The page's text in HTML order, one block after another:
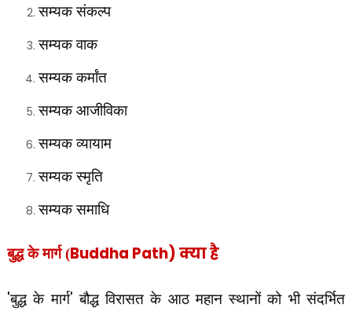
सम्यक संकल्प
सम्यक वाक
सम्यक कर्मांत
सम्यक आजीविका
सम्यक व्यायाम
सम्यक स्मृति
सम्यक समाधि
बुद्ध के मार्ग (Buddha Path) क्या है
'बुद्ध के मार्ग'बौद्ध विरासत के आठ महान स्थानों को भी संदर्भित